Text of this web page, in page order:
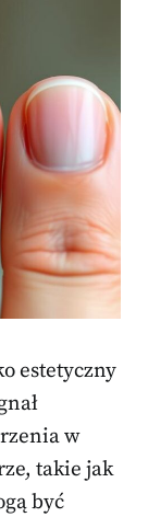
estetyczny
w
takie jak
być